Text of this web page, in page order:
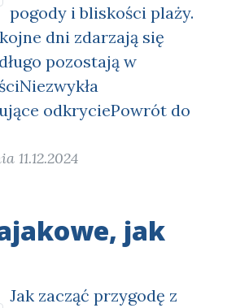
pogody i bliskości plaży.
dni zdarzają się
pozostają w
odkryciePowrót do
11.12.2024
jak
Jak zacząć przygodę z